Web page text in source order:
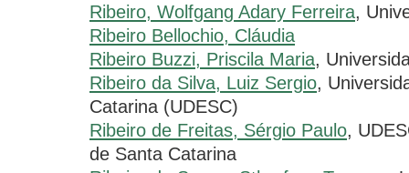
Ribeiro, Wolfgang Adary Ferreira,
Ribeiro Bellochio, Cláudia
Ribeiro Buzzi, Priscila Maria,
Ribeiro da Silva, Luiz Sergio,
Catarina (UDESC)
Ribeiro de Freitas, Sérgio Paulo,
de Santa Catarina